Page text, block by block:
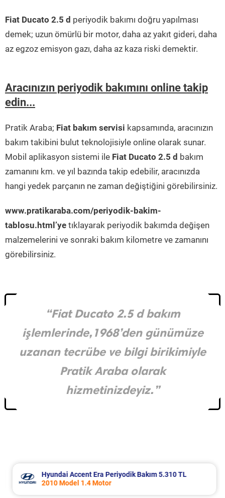
Fiat Ducato 2.5 d periyodik bakımı doğru yapılması
demek; uzun ömürlü bir motor, daha az yakıt gideri, daha
az egzoz emisyon gazı, daha az kaza riski demektir.
Aracınızın periyodik bakımını online takip
edin...
Pratik Araba; Fiat bakım servisi kapsamında, aracınızın
bakım takibini bulut teknolojisiyle online olarak sunar.
Mobil aplikasyon sistemi ile Fiat Ducato 2.5 d bakım
zamanını km. ve yıl bazında takip edebilir, aracınızda
hangi yedek parçanın ne zaman değiştiğini görebilirsiniz.
www.pratikaraba.com/periyodik-bakim-
tablosu.html’ye tıklayarak periyodik bakımda değişen
malzemelerini ve sonraki bakım kilometre ve zamanını
görebilirsiniz.
“Fiat Ducato 2.5 d bakım
işlemlerinde,1968’den günümüze
uzanan tecrübe ve bilgi birikimiyle
Pratik Araba olarak
hizmetinizdeyiz.”
Hyundai Accent Era Periyodik Bakım 5.310 TL
2010 Model 1.4 Motor